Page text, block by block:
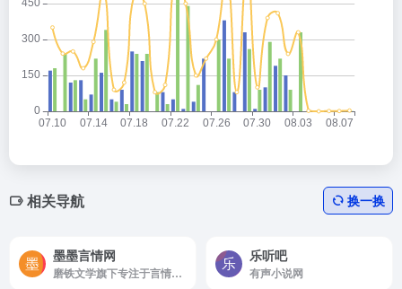
相关导航 换一换
墨墨言情网
磨铁文学旗下专注于言情小说的网络文学平台
乐听吧
有声小说网